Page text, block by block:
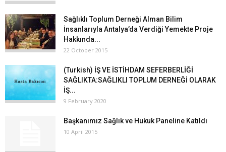
Sağlıklı Toplum Derneği Alman Bilim
İnsanlarıyla Antalya’da Verdiği Yemekte Proje
Hakkında...
22 October 2015
(Turkish) İŞ VE İSTİHDAM SEFERBERLİĞİ
SAĞLIKTA:SAĞLIKLI TOPLUM DERNEĞİ OLARAK
İŞ...
9 February 2020
Başkanımız Sağlık ve Hukuk Paneline Katıldı
10 April 2015